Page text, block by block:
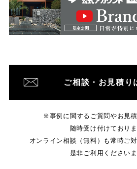
ご相談・お見積り
※事例に関するご質問やお見
随時受け付けておりま
オンライン相談（無料）も常時ご
是非ご利用くださいま